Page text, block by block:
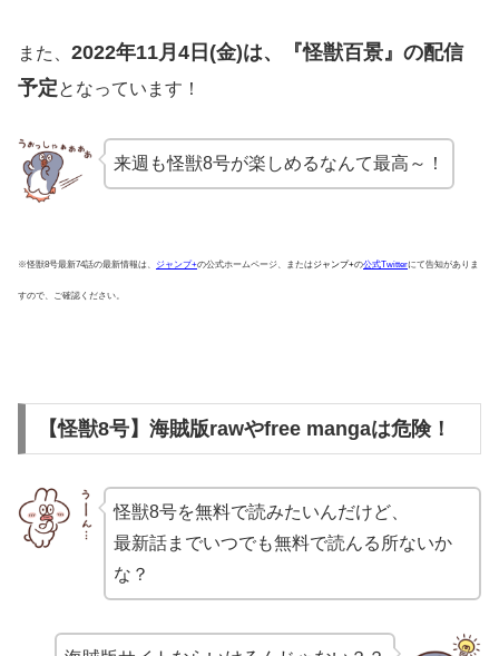
また、 2022年11月4日(金)は、『怪獣百景』の配信
予定となっています！
来週も怪獣8号が楽しめるなんて最高～！
※怪獣8号最新74話の最新情報は、 ジャンプ+の公式ホームページ、または ジャンプ+の公式Twitterにて告知がありま
すので、ご確認ください。
【怪獣8号】海賊版rawやfree mangaは危険！
怪獣8号を無料で読みたいんだけど、
最新話までいつでも無料で読んる所ないか
な？